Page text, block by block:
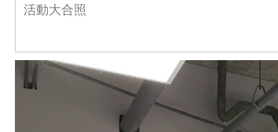
活動大合照